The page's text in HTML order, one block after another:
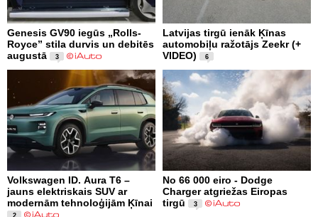
Genesis GV90 iegūs „Rolls-
Royce” stila durvis un debitēs
augustā
3
Latvijas tirgū ienāk Ķīnas
automobiļu ražotājs Zeekr (+
VIDEO)
6
Volkswagen ID. Aura T6 –
jauns elektriskais SUV ar
modernām tehnoloģijām Ķīnai
2
No 66 000 eiro - Dodge
Charger atgriežas Eiropas
tirgū
3